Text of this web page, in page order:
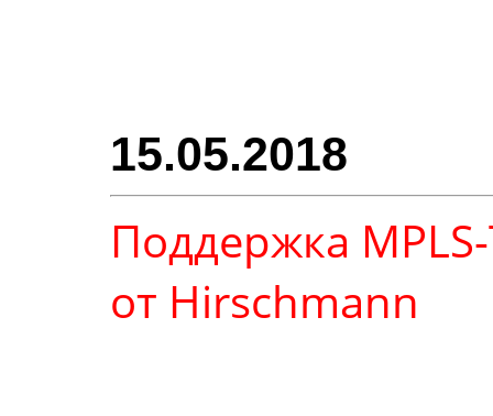
15.05.2018
Поддержка
от Hirschmann